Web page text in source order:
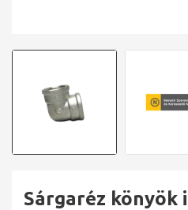
Sárgaréz könyök